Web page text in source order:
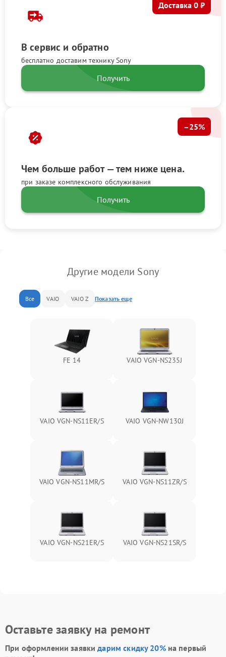
В сервис и обратно
бесплатно доставим технику Sony
Доставка 0 ₽
Получить
Чем больше работ — тем ниже цена.
при заказе комплексного обслуживания
–25%
Получить
Другие модели Sony
Все VAIO VAIO Z Показать еще
FE 14 VAIO VGN-NS235J
VAIO VGN-NS11ER/S VAIO VGN-NW130J
VAIO VGN-NS11MR/S VAIO VGN-NS11ZR/S
VAIO VGN-NS21ER/S VAIO VGN-NS21SR/S
Оставьте заявку на ремонт
При оформлении заявкидарим скидку 20%на первый